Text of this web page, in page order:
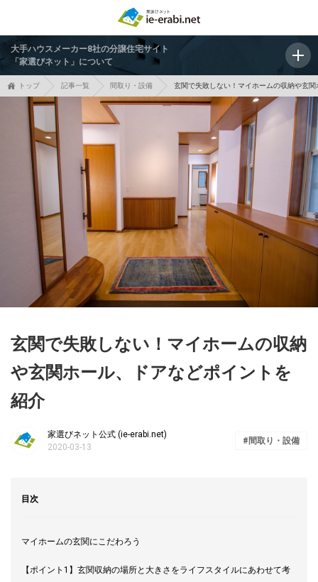
大手ハウスメーカー8社の分譲住宅サイト
「家選びネット」について
トップ 記事一覧 間取り・設備 玄関で失敗しない！マイホームの収納や玄
玄関で失敗しない！マイホームの収納
や玄関ホール、ドアなどポイントを
紹介
家選びネット公式 (ie-erabi.net)
2020-03-13
間取り・設備
目次
マイホームの玄関にこだわろう
【ポイント1】玄関収納の場所と大きさをライフスタイルにあわせて考